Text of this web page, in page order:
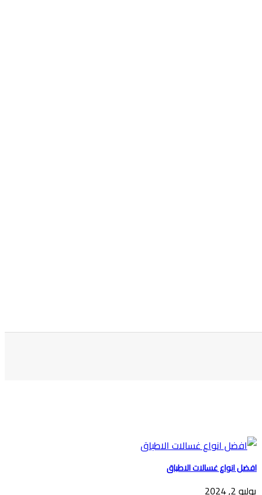
افضل انواع غسالات الاطباق
يوليو 2, 2024